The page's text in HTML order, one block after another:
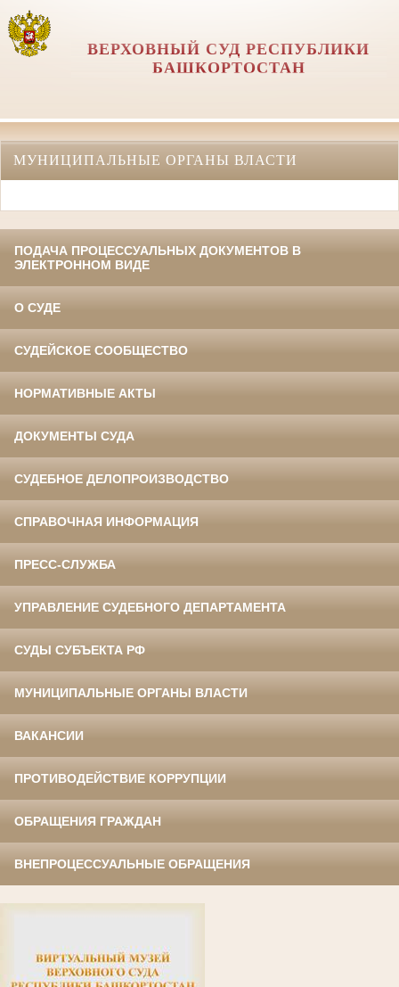
ВЕРХОВНЫЙ СУД РЕСПУБЛИКИ
БАШКОРТОСТАН
МУНИЦИПАЛЬНЫЕ ОРГАНЫ ВЛАСТИ
ПОДАЧА ПРОЦЕССУАЛЬНЫХ ДОКУМЕНТОВ В
ЭЛЕКТРОННОМ ВИДЕ
О СУДЕ
СУДЕЙСКОЕ СООБЩЕСТВО
НОРМАТИВНЫЕ АКТЫ
ДОКУМЕНТЫ СУДА
СУДЕБНОЕ ДЕЛОПРОИЗВОДСТВО
СПРАВОЧНАЯ ИНФОРМАЦИЯ
ПРЕСС-СЛУЖБА
УПРАВЛЕНИЕ СУДЕБНОГО ДЕПАРТАМЕНТА
СУДЫ СУБЪЕКТА РФ
МУНИЦИПАЛЬНЫЕ ОРГАНЫ ВЛАСТИ
ВАКАНСИИ
ПРОТИВОДЕЙСТВИЕ КОРРУПЦИИ
ОБРАЩЕНИЯ ГРАЖДАН
ВНЕПРОЦЕССУАЛЬНЫЕ ОБРАЩЕНИЯ